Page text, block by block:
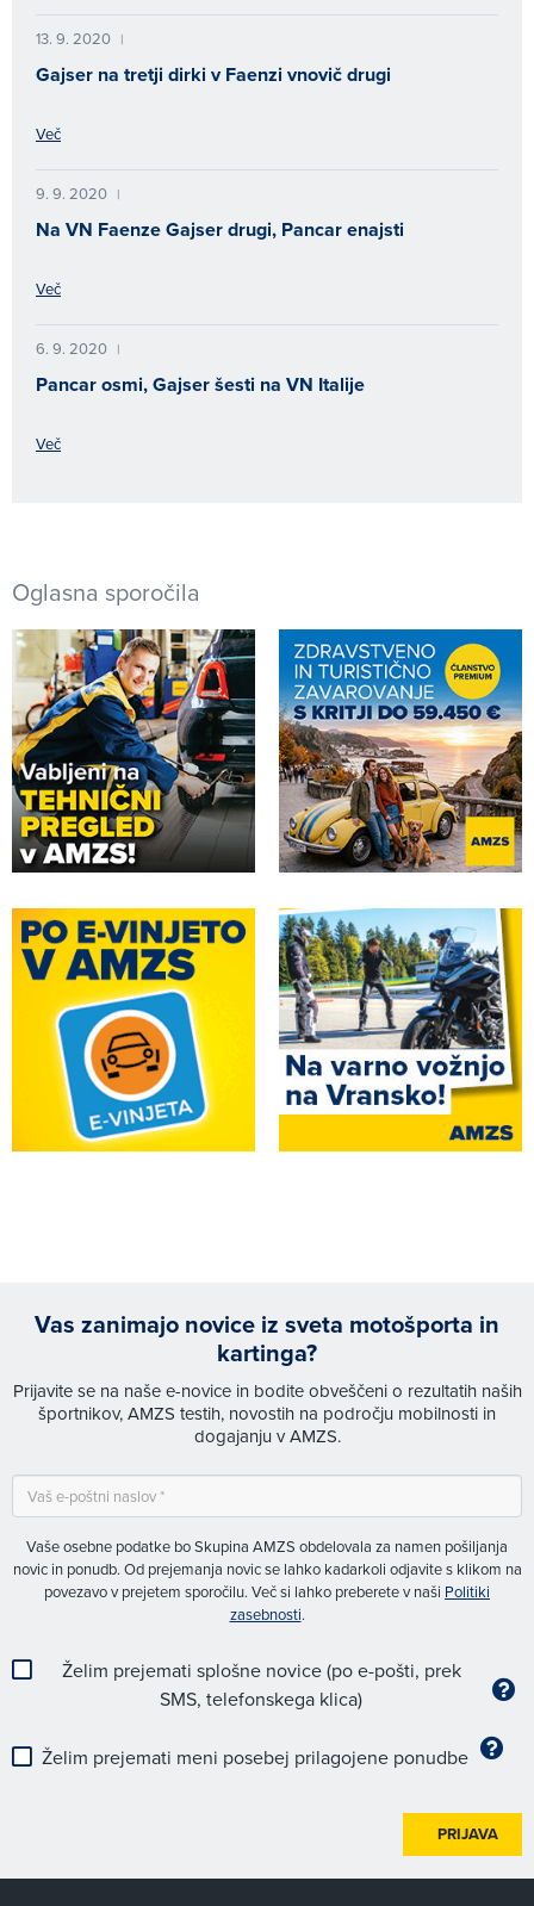
13. 9. 2020 |
Gajser na tretji dirki v Faenzi vnovič drugi
Več
9. 9. 2020 |
Na VN Faenze Gajser drugi, Pancar enajsti
Več
6. 9. 2020 |
Pancar osmi, Gajser šesti na VN Italije
Več
Oglasna sporočila
Vas zanimajo novice iz sveta motošporta in
kartinga?
Prijavite se na naše e-novice in bodite obveščeni o rezultatih naših
športnikov, AMZS testih, novostih na področju mobilnosti in
dogajanju v AMZS.
Vaše osebne podatke bo Skupina AMZS obdelovala za namen pošiljanja
novic in ponudb. Od prejemanja novic se lahko kadarkoli odjavite s klikom na
povezavo v prejetem sporočilu. Več si lahko preberete v naši Politiki
zasebnosti.
Želim prejemati splošne novice (po e-pošti, prek
SMS, telefonskega klica)
Želim prejemati meni posebej prilagojene ponudbe
PRIJAVA